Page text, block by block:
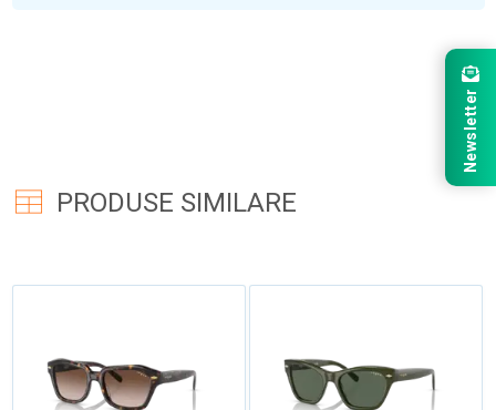
PRODUSE SIMILARE
Newsletter